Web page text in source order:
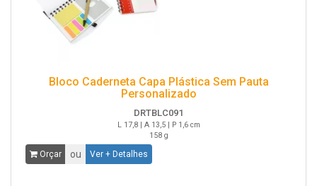
Bloco Caderneta Capa Plástica Sem Pauta
Personalizado
DRTBLC091
L 17,8 | A 13,5 | P 1,6 cm
158 g
Orçar ou Ver + Detalhes